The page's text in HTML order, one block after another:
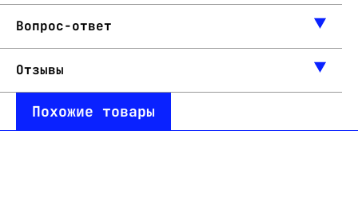
Вопрос-ответ
Отзывы
Похожие товары